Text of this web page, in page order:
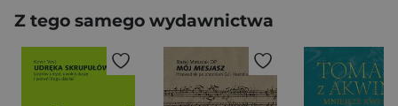
Z tego samego wydawnictwa